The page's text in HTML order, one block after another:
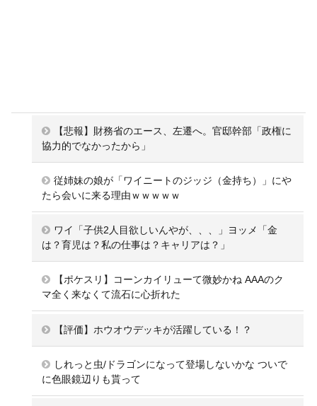
【悲報】財務省のエース、左遷へ。官邸幹部「政権に
協力的でなかったから」
従姉妹の娘が「ワイニートのジッジ（金持ち）」にや
たら会いに来る理由ｗｗｗｗｗ
ワイ「子供2人目欲しいんやが、、、」ヨッメ「金
は？育児は？私の仕事は？キャリアは？」
【ポケスリ】コーンカイリューて微妙かね AAAのク
マ全く来なくて流石に心折れた
【評価】ホウオウデッキが活躍している！？
しれっと虫/ドラゴンになって登場しないかな ついで
に色眼鏡辺りも貰って